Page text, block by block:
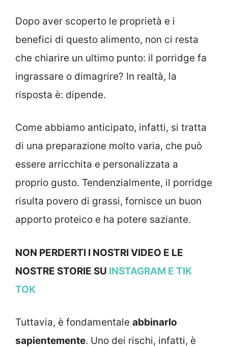
Dopo aver scoperto le proprietà e i
benefici di questo alimento, non ci resta
che chiarire un ultimo punto: il porridge fa
ingrassare o dimagrire? In realtà, la
risposta è: dipende.
Come abbiamo anticipato, infatti, si tratta
di una preparazione molto varia, che può
essere arricchita e personalizzata a
proprio gusto. Tendenzialmente, il porridge
risulta povero di grassi, fornisce un buon
apporto proteico e ha potere saziante.
NON PERDERTI I NOSTRI VIDEO E LE
NOSTRE STORIE SU INSTAGRAM E TIK
TOK
Tuttavia, è fondamentale abbinarlo
sapientemente. Uno dei rischi, infatti, è